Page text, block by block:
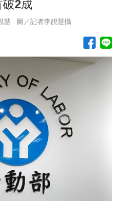
2成
慧 圖／記者李靚慧攝